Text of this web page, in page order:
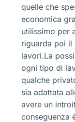
quelle che
economica
utilissimo per
riguarda poi il
lavori.La
ogni tipo di
qualche
sia adattata
avere un
conseguenza